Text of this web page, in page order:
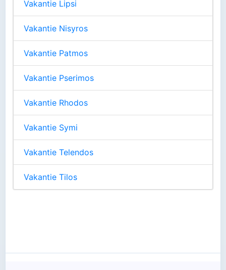
Vakantie Lipsi
Vakantie Nisyros
Vakantie Patmos
Vakantie Pserimos
Vakantie Rhodos
Vakantie Symi
Vakantie Telendos
Vakantie Tilos